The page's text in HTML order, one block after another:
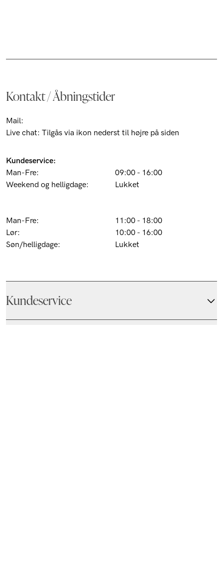
Kontakt / Åbningstider
Mail:
Live chat: Tilgås via ikon nederst til højre på siden
Kundeservice:
Man-Fre:
Weekend og helligdage:
Man-Fre:
Lør:
Søn/helligdage:
09:00 - 16:00
Lukket
11:00 - 18:00
10:00 - 16:00
Lukket
Kundeservice